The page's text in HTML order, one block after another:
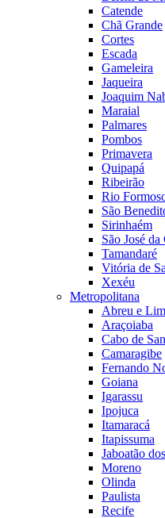
Catende
Chã Grande
Cortes
Escada
Gameleira
Jaqueira
Joaquim
Maraial
Palmares
Pombos
Primavera
Quipapá
Ribeirão
Rio
São
Sirinhaém
São José
Tamandaré
Vitória de
Xexéu
Metropolitana
Abreu e
Araçoiaba
Cabo de
Camaragibe
Fernando
Goiana
Igarassu
Ipojuca
Itamaracá
Itapissuma
Jaboatão
Moreno
Olinda
Paulista
Recife